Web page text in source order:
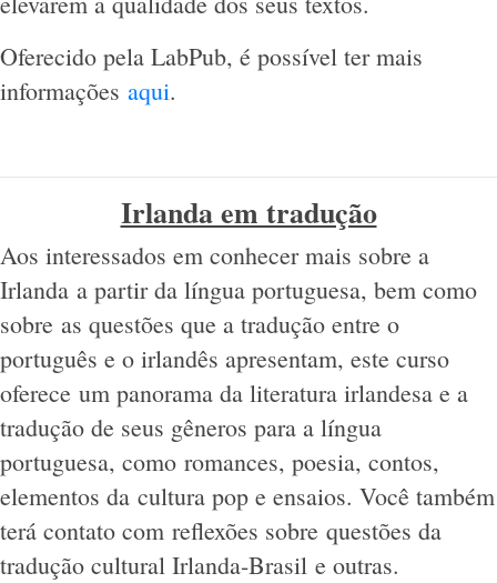
Oferecido pela LabPub, é possível ter mais
informações aqui.
Irlanda em tradução
Aos interessados em conhecer mais sobre a
Irlanda a partir da língua portuguesa, bem como
sobre as questões que a tradução entre o
português e o irlandês apresentam, este curso
oferece um panorama da literatura irlandesa e a
tradução de seus gêneros para a língua
portuguesa, como romances, poesia, contos,
elementos da cultura pop e ensaios. Você também
terá contato com reflexões sobre questões da
tradução cultural Irlanda-Brasil e outras.